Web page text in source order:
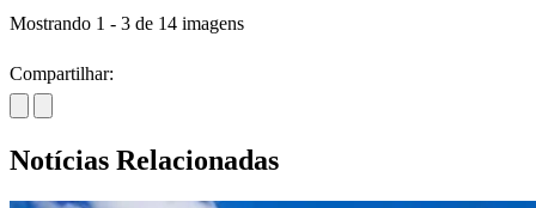
Mostrando 1 - 3 de 14 imagens
Compartilhar:
Notícias Relacionadas